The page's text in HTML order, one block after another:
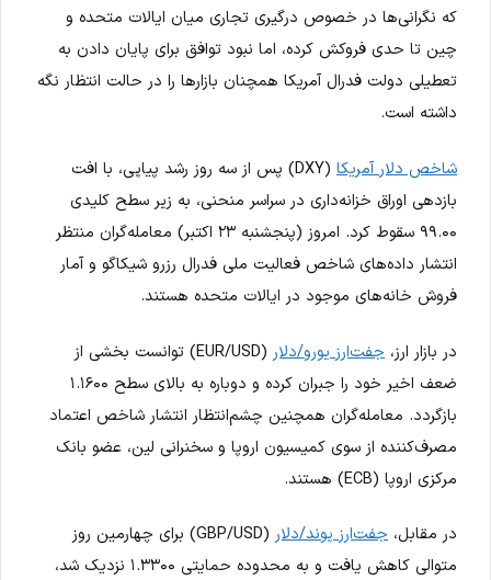
که نگرانی‌ها در خصوص درگیری تجاری میان ایالات متحده و
چین تا حدی فروکش کرده، اما نبود توافق برای پایان دادن به
تعطیلی دولت فدرال آمریکا همچنان بازارها را در حالت انتظار نگه
داشته است.
شاخص دلار آمریکا
(DXY) پس از سه روز رشد پیاپی، با افت
بازدهی اوراق خزانه‌داری در سراسر منحنی، به زیر سطح کلیدی
۹۹.۰۰ سقوط کرد. امروز (پنجشنبه ۲۳ اکتبر) معامله‌گران منتظر
انتشار داده‌های شاخص فعالیت ملی فدرال رزرو شیکاگو و آمار
فروش خانه‌های موجود در ایالات متحده هستند.
در بازار ارز، جفت‌ارز یورو/دلار
(EUR/USD) توانست بخشی از
ضعف اخیر خود را جبران کرده و دوباره به بالای سطح ۱.۱۶۰۰
بازگردد. معامله‌گران همچنین چشم‌انتظار انتشار شاخص اعتماد
مصرف‌کننده از سوی کمیسیون اروپا و سخنرانی لین، عضو بانک
مرکزی اروپا (ECB) هستند.
در مقابل، جفت‌ارز پوند/دلار
(GBP/USD) برای چهارمین روز
متوالی کاهش یافت و به محدوده حمایتی ۱.۳۳۰۰ نزدیک شد،